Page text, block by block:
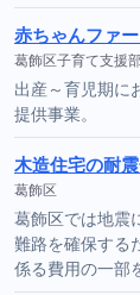
赤ちゃんファ
葛飾区子育て支援
出産～育児期に
提供事業。
木造住宅の耐
葛飾区
葛飾区では地震
難路を確保する
係る費用の一部